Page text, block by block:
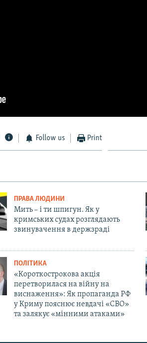
Follow us Print
ПРАВА ЛЮДИНИ
Мить – і ти шпигун. Як у
кримських судах розглядають
звинувачення в держзраді
ПОЛІТИКА
«Короткострокова акція
перетворилася на війну на
виснаження»: Як пропаганда РФ
у Криму пояснює невдачі «СВО»
та залякує «мінними атаками»